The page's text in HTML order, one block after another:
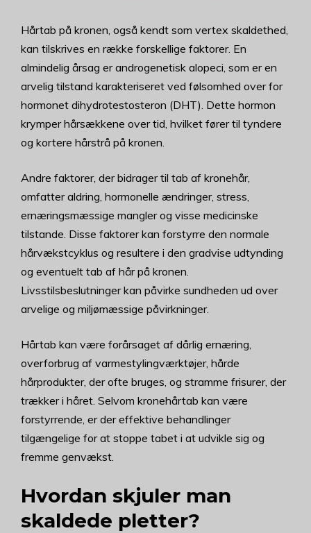
Hårtab på kronen, også kendt som vertex skaldethed,
kan tilskrives en række forskellige faktorer. En
almindelig årsag er androgenetisk alopeci, som er en
arvelig tilstand karakteriseret ved følsomhed over for
hormonet dihydrotestosteron (DHT). Dette hormon
krymper hårsækkene over tid, hvilket fører til tyndere
og kortere hårstrå på kronen.
Andre faktorer, der bidrager til tab af kronehår,
omfatter aldring, hormonelle ændringer, stress,
ernæringsmæssige mangler og visse medicinske
tilstande. Disse faktorer kan forstyrre den normale
hårvækstcyklus og resultere i den gradvise udtynding
og eventuelt tab af hår på kronen.
Livsstilsbeslutninger kan påvirke sundheden ud over
arvelige og miljømæssige påvirkninger.
Hårtab kan være forårsaget af dårlig ernæring,
overforbrug af varmestylingværktøjer, hårde
hårprodukter, der ofte bruges, og stramme frisurer, der
trækker i håret. Selvom kronehårtab kan være
forstyrrende, er der effektive behandlinger
tilgængelige for at stoppe tabet i at udvikle sig og
fremme genvækst.
Hvordan skjuler man
skaldede pletter?